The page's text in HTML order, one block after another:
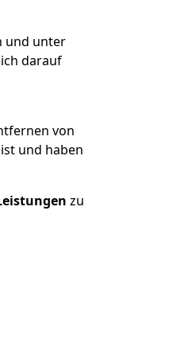
und unter
darauf
von
und haben
zu